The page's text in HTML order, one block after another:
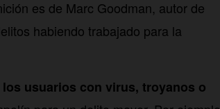
es de Marc Goodman, autor de
habiendo trabajado para la
usuarios con virus, troyanos o